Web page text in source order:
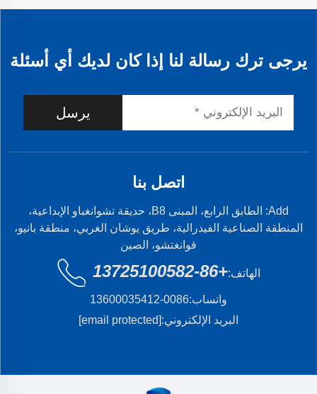
يرجى ترك رسالة لنا إذا كان لديك أي أسئلة
يرسل
اتصل بنا
Add: الطابق الرابع، المبنى B8، حديقة تشوانغباو الإبداعية،
المنطقة الصناعية الفيدرالية، طريق يوشان الغربي، منطقة بانيو،
قوانغتشو، الصين
الهاتف:+86-13725100582
واتساب:0086-13600035412
البريد الإلكتروني:[email protected]